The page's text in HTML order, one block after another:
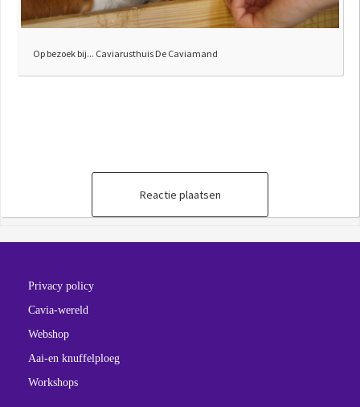
Op bezoek bij... Caviarusthuis De Caviamand
Reactie plaatsen
Privacy policy
Cavia-wereld
Webshop
Aai-en knuffelploeg
Workshops